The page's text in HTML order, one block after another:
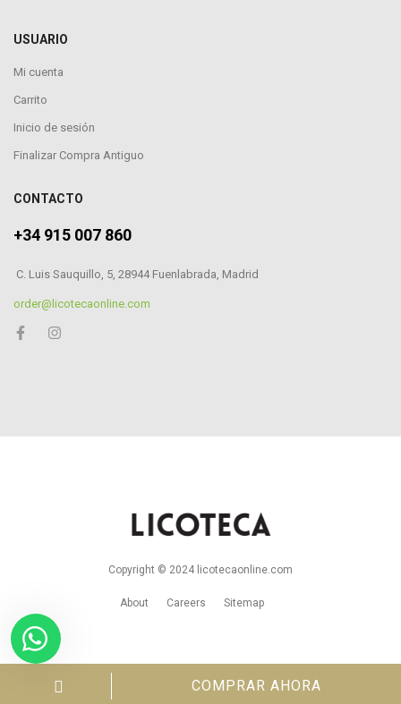
COMPRAR AHORA
USUARIO
Mi cuenta
Carrito
Inicio de sesión
Finalizar Compra Antiguo
CONTACTO
+34 915 007 860
C. Luis Sauquillo, 5, 28944 Fuenlabrada, Madrid
order@licotecaonline.com
Copyright © 2024 licotecaonline.com
About Careers Sitemap